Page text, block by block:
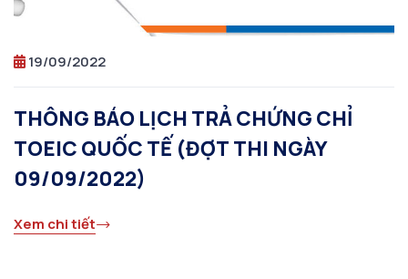
19/09/2022
THÔNG BÁO LỊCH TRẢ CHỨNG CHỈ
TOEIC QUỐC TẾ (ĐỢT THI NGÀY
09/09/2022)
Xem chi tiết